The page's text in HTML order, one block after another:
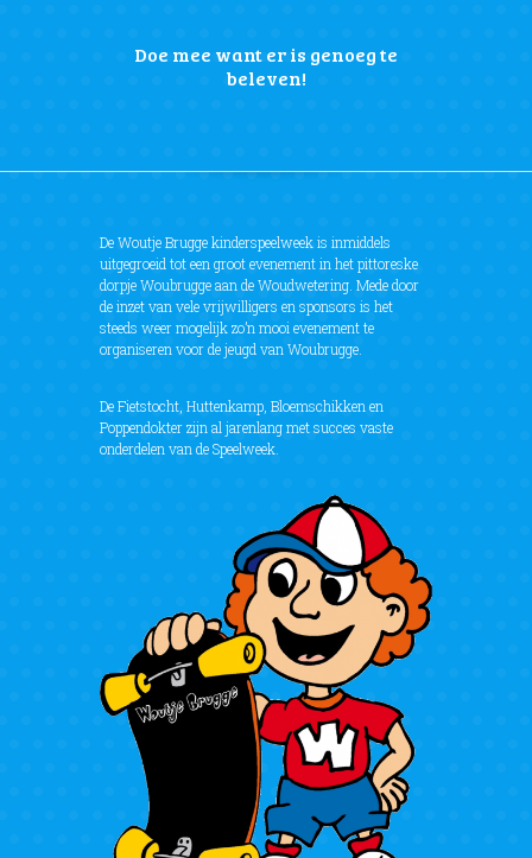
Doe mee want er is genoeg te
beleven!
De Woutje Brugge kinderspeelweek is inmiddels
uitgegroeid tot een groot evenement in het pittoreske
dorpje Woubrugge aan de Woudwetering. Mede door
de inzet van vele vrijwilligers en sponsors is het
steeds weer mogelijk zo’n mooi evenement te
organiseren voor de jeugd van Woubrugge.
De Fietstocht, Huttenkamp, Bloemschikken en
Poppendokter zijn al jarenlang met succes vaste
onderdelen van de Speelweek.